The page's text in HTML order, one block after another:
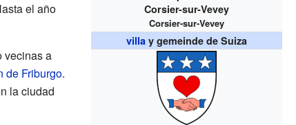
Corsier-sur-Vevey
Corsier-sur-Vevey
villa y gemeinde de Suiza
el año
vecinas a
de Friburgo.
la ciudad